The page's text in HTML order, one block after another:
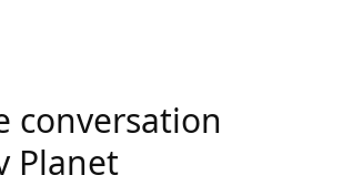
conversation
Planet